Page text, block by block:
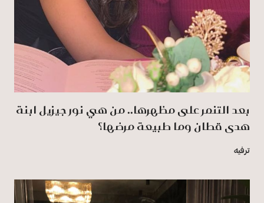
بعد التنمر على مظهرها.. من هي نور جيزيل ابنة
هدى قطان وما طبيعة مرضها؟
ترفيه